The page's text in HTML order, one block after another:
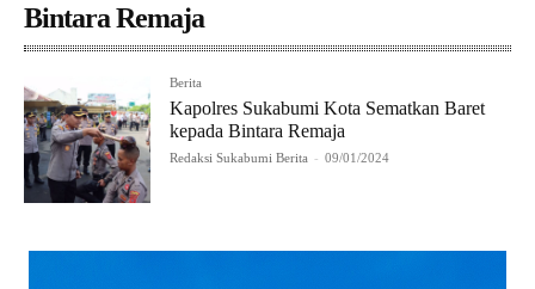
Bintara Remaja
Berita
Kapolres Sukabumi Kota Sematkan Baret
kepada Bintara Remaja
Redaksi Sukabumi Berita - 09/01/2024